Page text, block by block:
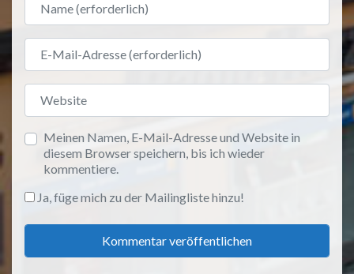
E-Mail-Adresse
Website
Meinen Namen, E-Mail-Adresse und Website in
diesem Browser speichern, bis ich wieder
kommentiere.
Ja, füge mich zu der Mailingliste hinzu!